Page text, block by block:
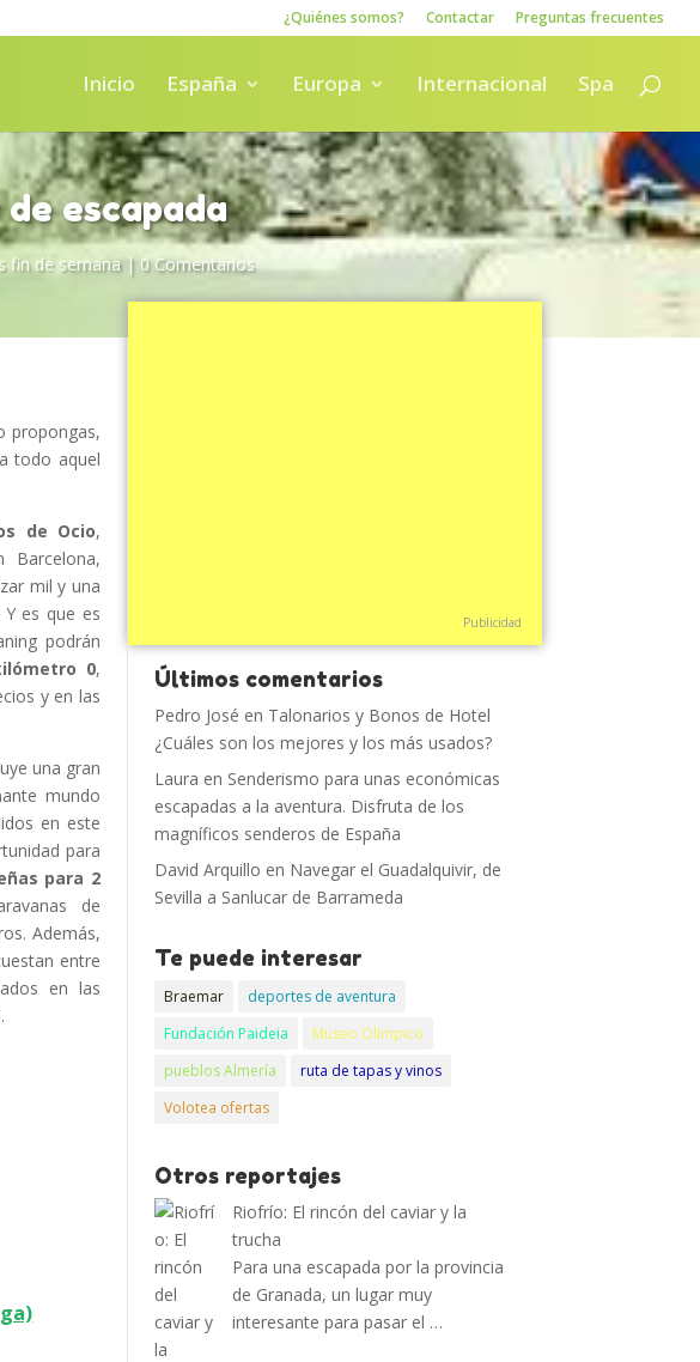
¿Quiénes somos? Contactar Preguntas frecuentes
Inicio España Europa Internacional Spa
escapada
fin de semana| 0 Comentarios
propongas,
todo aquel
de Ocio,
Barcelona,
mil y una
es que es
podrán
0,
y en las
una gran
mundo
en este
para
para 2
de
Además,
entre
en las
Publicidad
Últimos comentarios
Pedro José en Talonarios y Bonos de Hotel
¿Cuáles son los mejores y los más usados?
Laura en Senderismo para unas económicas
escapadas a la aventura. Disfruta de los
magníficos senderos de España
David Arquillo en Navegar el Guadalquivir, de
Sevilla a Sanlucar de Barrameda
Te puede interesar
Braemar
deportes de aventura
Fundación Paideia
Museo Olímpico
pueblos Almería
ruta de tapas y vinos
Volotea ofertas
Otros reportajes
Riofrío: El rincón del caviar y la
trucha
Para una escapada por la provincia
de Granada, un lugar muy
interesante para pasar el …